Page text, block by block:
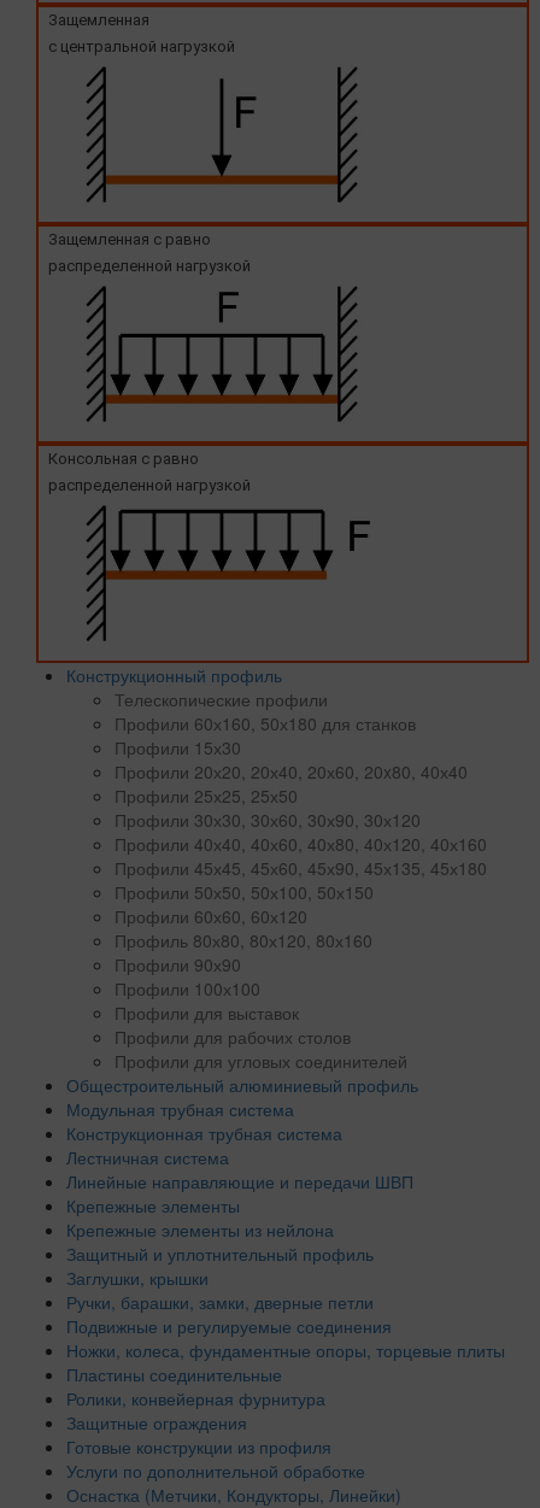
Защемленная
с центральной нагрузкой
Защемленная с равно
распределенной нагрузкой
Консольная с равно
распределенной нагрузкой
Конструкционный профиль
Телескопические профили
Профили 60х160, 50х180 для станков
Профили 15х30
Профили 20х20, 20х40, 20х60, 20x80, 40х40
Профили 25х25, 25х50
Профили 30х30, 30х60, 30х90, 30х120
Профили 40х40, 40х60, 40х80, 40х120, 40х160
Профили 45х45, 45х60, 45х90, 45х135, 45х180
Профили 50х50, 50х100, 50х150
Профили 60х60, 60х120
Профиль 80х80, 80х120, 80х160
Профили 90х90
Профили 100х100
Профили для выставок
Профили для рабочих столов
Профили для угловых соединителей
Общестроительный алюминиевый профиль
Модульная трубная система
Конструкционная трубная система
Лестничная система
Линейные направляющие и передачи ШВП
Крепежные элементы
Крепежные элементы из нейлона
Защитный и уплотнительный профиль
Заглушки, крышки
Ручки, барашки, замки, дверные петли
Подвижные и регулируемые соединения
Ножки, колеса, фундаментные опоры, торцевые плиты
Пластины соединительные
Ролики, конвейерная фурнитура
Защитные ограждения
Готовые конструкции из профиля
Услуги по дополнительной обработке
Оснастка (Метчики, Кондукторы, Линейки)